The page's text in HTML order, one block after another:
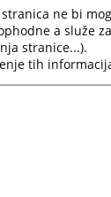
ne bi
a služe
stranice...).
tih